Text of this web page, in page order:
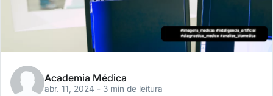
Academia Médica
abr. 11, 2024 - 3 min de leitura